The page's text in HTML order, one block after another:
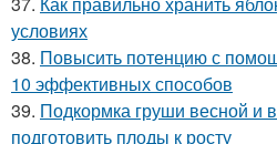
условиях
38. Повысить потенцию с
10 эффективных способов
39. Подкормка груши весной и
подготовить плоды к росту